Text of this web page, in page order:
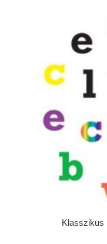
Klasszikus